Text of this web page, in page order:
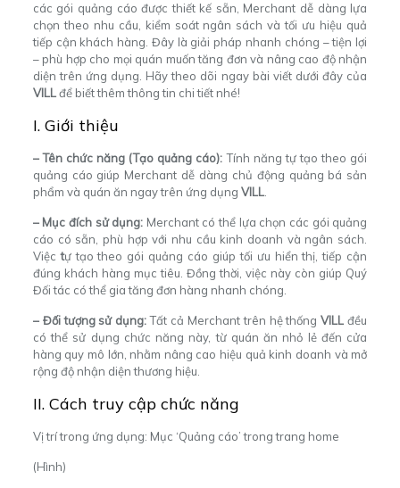
các gói quảng cáo được thiết kế sẵn, Merchant dễ dàng lựa
chọn theo nhu cầu, kiểm soát ngân sách và tối ưu hiệu quả
tiếp cận khách hàng. Đây là giải pháp nhanh chóng – tiện lợi
– phù hợp cho mọi quán muốn tăng đơn và nâng cao độ nhận
diện trên ứng dụng. Hãy theo dõi ngay bài viết dưới đây của
VILLđể biết thêm thông tin chi tiết nhé!
I. Giới thiệu
– Tên chức năng (Tạo quảng cáo):Tính năngtự tạo theo gói
quảng cáo giúp Merchant dễ dàng chủ động quảng bá sản
phẩm và quán ăn ngay trên ứng dụng VILL.
– Mục đích sử dụng: Merchant có thể lựa chọn các gói quảng
cáo có sẵn, phù hợp với nhu cầu kinh doanh và ngân sách.
Việctự tạo theo gói quảng cáo giúp tối ưu hiển thị, tiếp cận
đúng khách hàng mục tiêu. Đồng thời, việc này còn giúp Quý
Đối tác có thể gia tăng đơn hàng nhanh chóng.
– Đối tượng sử dụng:Tất cả Merchant trên hệ thốngVILL đều
có thể sử dụng chức năng này, từ quán ăn nhỏ lẻ đến cửa
hàng quy mô lớn, nhằm nâng cao hiệu quả kinh doanh và mở
rộng độ nhận diện thương hiệu.
II. Cách truy cập chức năng
Vị trí trong ứng dụng: Mục ‘Quảng cáo’ trong trang home
(Hình)